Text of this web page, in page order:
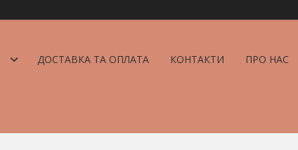
ДОСТАВКА ТА ОПЛАТА КОНТАКТИ ПРО НАС